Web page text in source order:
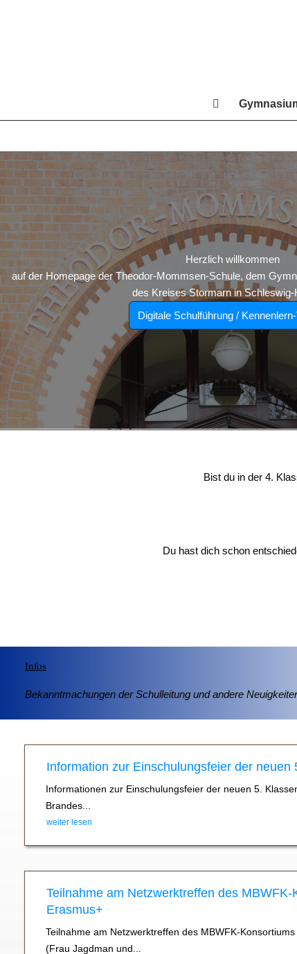
Herzlich willkommen
auf der Homepage der Theodor-Mommsen-Schule, dem
des Kreises Stormarn in Schleswig-
Digitale Schulführung /
Bist du in der 4.
Du hast dich schon
Infos
Bekanntmachungen der Schulleitung und andere
Information zur Einschulungsfeier der neuen
Informationen zur Einschulungsfeier der neuen 5.
Brandes...
weiter lesen
Teilnahme am Netzwerktreffen des MBWFK-
Erasmus+
Teilnahme am Netzwerktreffen des MBWFK-
(Frau Jagdman und...